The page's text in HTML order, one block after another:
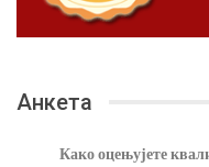
Анкета
Како оцењујете